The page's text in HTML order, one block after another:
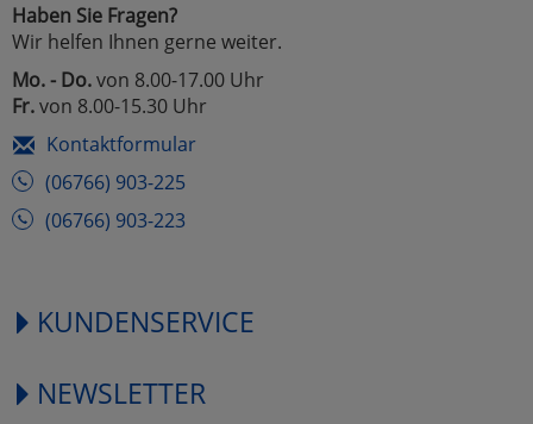
Haben Sie Fragen?
Wir helfen Ihnen gerne weiter.
Mo. - Do.von 8.00-17.00 Uhr
Fr.von 8.00-15.30 Uhr
Kontaktformular
(06766) 903-225
(06766) 903-223
KUNDENSERVICE
NEWSLETTER